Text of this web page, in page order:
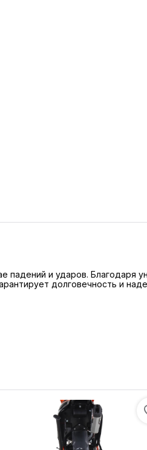
и ударов. Благодаря
долговечность и